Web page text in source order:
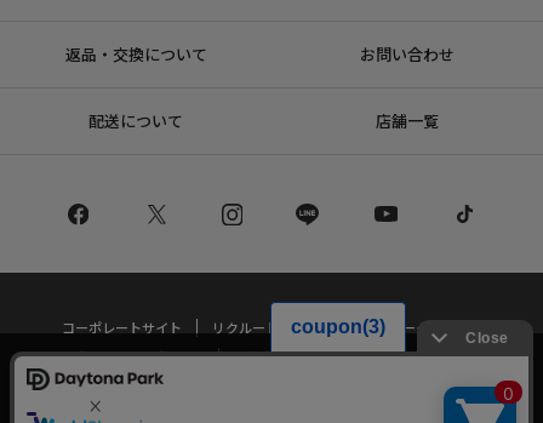
返品・交換について お問い合わせ
配送について 店舗一覧
コーポレートサイト リクルート
サステナブルマークについて
プライバシーポリシー
特定商取引法・古物営業法に基づく表記
当サイトでは利用体験の向上およびコンテンツの最適な提供、トラフィック
の分析を目的としてCookieを使用しています。